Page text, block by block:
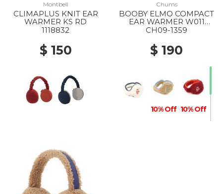
Montbell
CLIMAPLUS KNIT EAR
WARMER KS RD
1118832
$ 150
Chums
BOOBY ELMO COMPACT
EAR WARMER W011
White/Navy
CH09-1359
$ 190
10% Off 10% Off